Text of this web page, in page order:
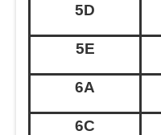
5D
5E
6A
6C